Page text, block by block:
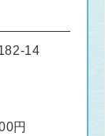
14
円